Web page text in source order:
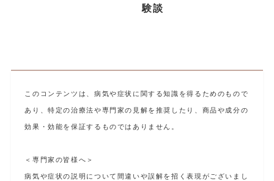
験談
このコンテンツは、病気や症状に関する知識を得るためのもので
あり、特定の治療法や専門家の見解を推奨したり、商品や成分の
効果・効能を保証するものではありません。
＜専門家の皆様へ＞
病気や症状の説明について間違いや誤解を招く表現がございまし